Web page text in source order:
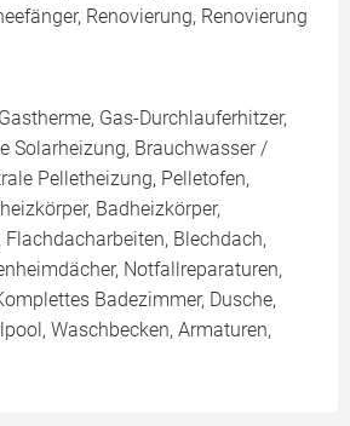
Renovierung, Renovierung
Gas-Durchlauferhitzer,
Solarheizung, Brauchwasser /
Pelletheizung, Pelletofen,
Badheizkörper,
Flachdacharbeiten, Blechdach,
Notfallreparaturen,
Badezimmer, Dusche,
Waschbecken, Armaturen,